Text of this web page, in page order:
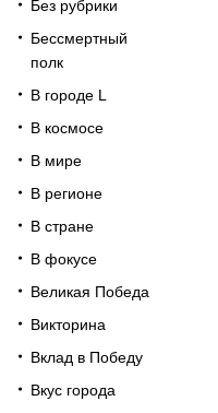
Без рубрики
Бессмертный
полк
В городе L
В космосе
В мире
В регионе
В стране
В фокусе
Великая Победа
Викторина
Вклад в Победу
Вкус города